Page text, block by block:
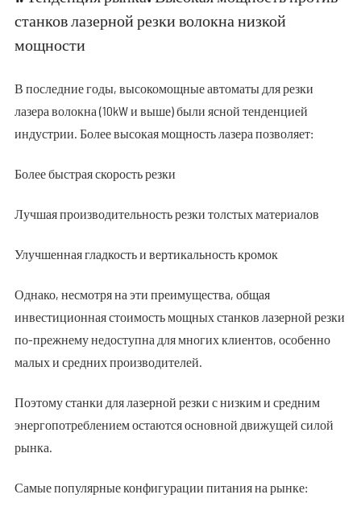
станков лазерной резки волокна низкой
мощности
В последние годы, высокомощные автоматы для резки
лазера волокна (10kW и выше) были ясной тенденцией
индустрии. Более высокая мощность лазера позволяет:
Более быстрая скорость резки
Лучшая производительность резки толстых материалов
Улучшенная гладкость и вертикальность кромок
Однако, несмотря на эти преимущества, общая
инвестиционная стоимость мощных станков лазерной резки
по-прежнему недоступна для многих клиентов, особенно
малых и средних производителей.
Поэтому станки для лазерной резки с низким и средним
энергопотреблением остаются основной движущей силой
рынка.
Самые популярные конфигурации питания на рынке: